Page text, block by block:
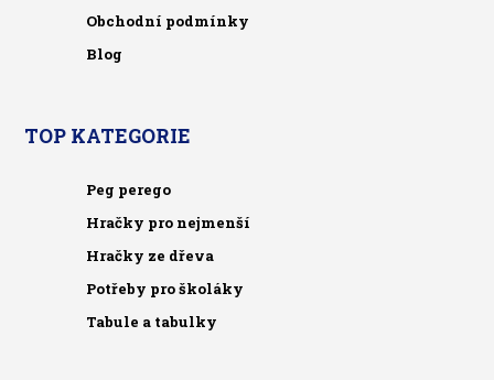
Obchodní podmínky
Blog
TOP KATEGORIE
Peg perego
Hračky pro nejmenší
Hračky ze dřeva
Potřeby pro školáky
Tabule a tabulky